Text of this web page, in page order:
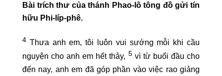
Bài trích thư của thánh Phao-lô tông đồ gửi tín
hữu Phi-líp-phê.
4 Thưa anh em, tôi luôn vui sướng mỗi khi cầu
nguyện cho anh em hết thảy, 5vì từ buổi đầu cho
đến nay, anh em đã góp phần vào việc rao giảng